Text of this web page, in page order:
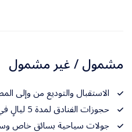
مشمول / غير مشمول
الاستقبال والتوديع من وإلى
حجوزات الفنادق لمدة 5 ليالٍ في طرابزون مع الإفطار.
جولات سياحية بسائق خاص